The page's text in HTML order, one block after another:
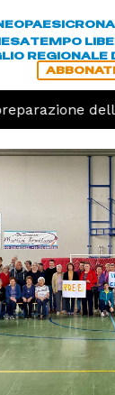
PAESI
TEMPO
REGIONALE
ABBONATI
della